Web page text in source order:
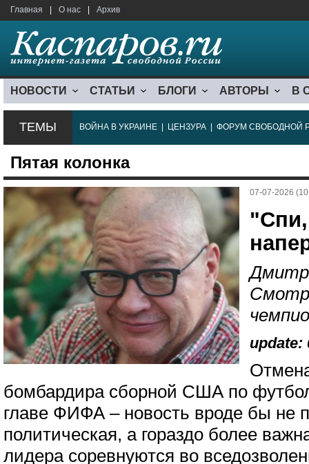
Главная О нас Архив
НОВОСТИ СТАТЬИ БЛОГИ АВТОРЫ В
ТЕМЫ ВОЙНА В УКРАИНЕ ЦЕНЗУРА ФОРУМ СВОБОДНОЙ
Пятая колонка
07-07-2026
update:
бомбардира сборной США по
главе ФИФА – новость вроде бы не
политическая, а гораздо более
лидера соревнуются во